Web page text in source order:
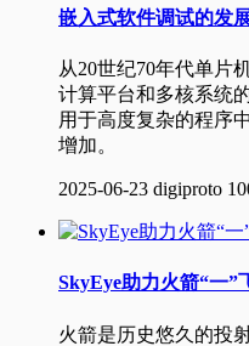
嵌入式软件调试的发
从20世纪70年代单片
计算平台和多核系统
用于高度复杂的程序
增加。
2025-06-23 digiproto
SkyEye助力火箭“一”
火箭是历史悠久的投